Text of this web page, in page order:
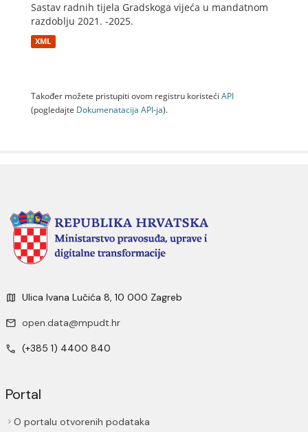
Sastav radnih tijela Gradskoga vijeća u mandatnom
razdoblju 2021. -2025.
XML
Također možete pristupiti ovom registru koristeći API
(pogledajte Dokumenаtаcijа API-jа).